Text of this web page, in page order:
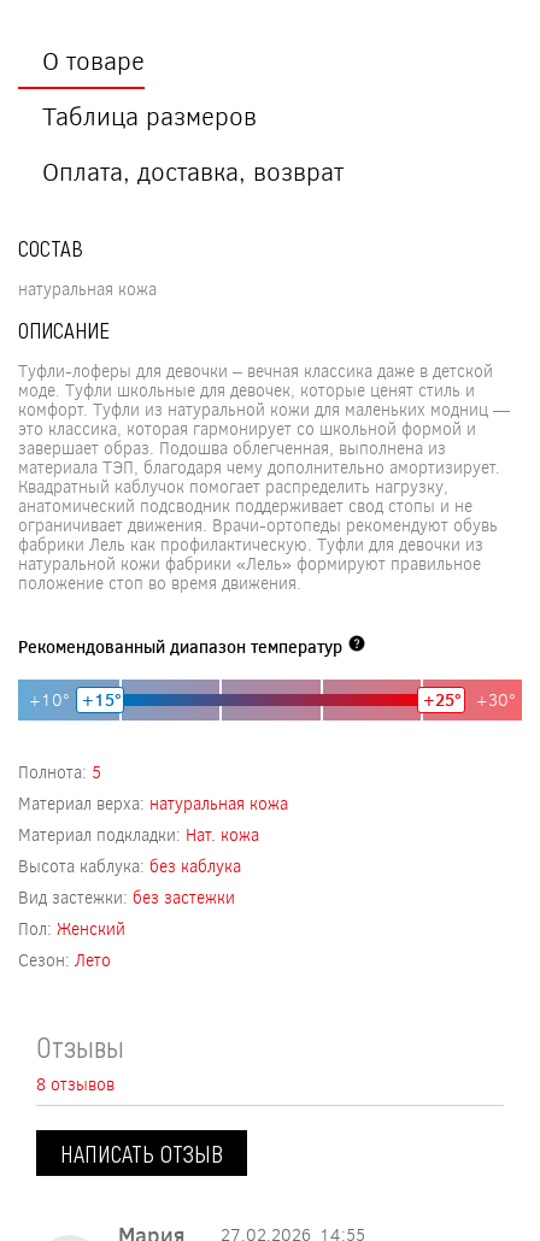
О товаре
Таблица размеров
Оплата, доставка, возврат
СОСТАВ
натуральная кожа
ОПИСАНИЕ
Туфли-лоферы для девочки – вечная классика даже в детской
моде. Туфли школьные для девочек, которые ценят стиль и
комфорт. Туфли из натуральной кожи для маленьких модниц —
это классика, которая гармонирует со школьной формой и
завершает образ. Подошва облегченная, выполнена из
материала ТЭП, благодаря чему дополнительно амортизирует.
Квадратный каблучок помогает распределить нагрузку,
анатомический подсводник поддерживает свод стопы и не
ограничивает движения. Врачи-ортопеды рекомендуют обувь
фабрики Лель как профилактическую. Туфли для девочки из
натуральной кожи фабрики «Лель» формируют правильное
положение стоп во время движения.
Рекомендованный диапазон температур
+10° +15° +25° +30°
Полнота: 5
Материал верха: натуральная кожа
Материал подкладки: Нат. кожа
Высота каблука: без каблука
Вид застежки: без застежки
Пол: Женский
Сезон: Лето
Отзывы
8 отзывов
НАПИСАТЬ ОТЗЫВ
Мария 27.02.2026 14:55